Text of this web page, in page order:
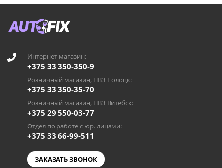
Интернет-магазин:
+375 33 350-350-9
Розничный магазин, ПВЗ Полоцк:
+375 33 350-35-70
Розничный магазин, ПВЗ Витебск:
+375 29 550-03-77
Отдел по работе с юр. лицами:
+375 33 66-99-511
ЗАКАЗАТЬ ЗВОНОК